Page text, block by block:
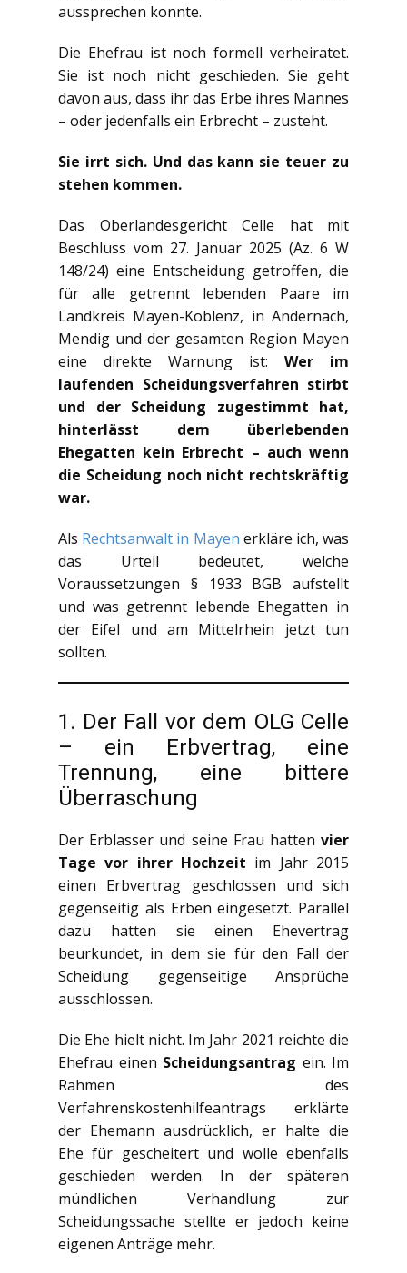
aussprechen konnte.
Die Ehefrau ist noch formell verheiratet.
Sie ist noch nicht geschieden. Sie geht
davon aus, dass ihr das Erbe ihres Mannes
– oder jedenfalls ein Erbrecht – zusteht.
Sie irrt sich. Und das kann sie teuer zu
stehen kommen.
Das Oberlandesgericht Celle hat mit
Beschluss vom 27. Januar 2025 (Az. 6 W
148/24) eine Entscheidung getroffen, die
für alle getrennt lebenden Paare im
Landkreis Mayen-Koblenz, in Andernach,
Mendig und der gesamten Region Mayen
eine direkte Warnung ist: Wer im
laufenden Scheidungsverfahren stirbt
und der Scheidung zugestimmt hat,
hinterlässt dem überlebenden
Ehegatten kein Erbrecht – auch wenn
die Scheidung noch nicht rechtskräftig
war.
Als Rechtsanwalt in Mayen erkläre ich, was
das Urteil bedeutet, welche
Voraussetzungen § 1933 BGB aufstellt
und was getrennt lebende Ehegatten in
der Eifel und am Mittelrhein jetzt tun
sollten.
1. Der Fall vor dem OLG Celle
– ein Erbvertrag, eine
Trennung, eine bittere
Überraschung
Der Erblasser und seine Frau hatten vier
Tage vor ihrer Hochzeit im Jahr 2015
einen Erbvertrag geschlossen und sich
gegenseitig als Erben eingesetzt. Parallel
dazu hatten sie einen Ehevertrag
beurkundet, in dem sie für den Fall der
Scheidung gegenseitige Ansprüche
ausschlossen.
Die Ehe hielt nicht. Im Jahr 2021 reichte die
Ehefrau einen Scheidungsantrag ein. Im
Rahmen des
Verfahrenskostenhilfeantrags erklärte
der Ehemann ausdrücklich, er halte die
Ehe für gescheitert und wolle ebenfalls
geschieden werden. In der späteren
mündlichen Verhandlung zur
Scheidungssache stellte er jedoch keine
eigenen Anträge mehr.